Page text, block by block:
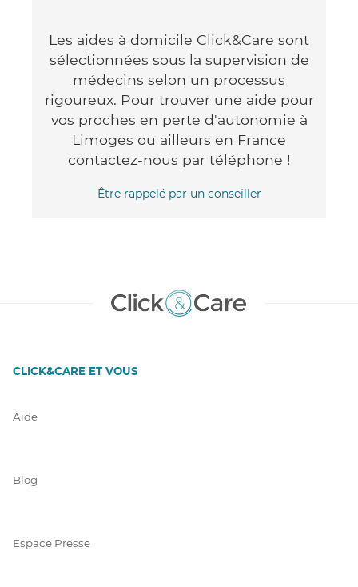
Les aides à domicile Click&Care sont
sélectionnées sous la supervision de
médecins selon un processus
rigoureux. Pour trouver une aide pour
vos proches en perte d'autonomie à
Limoges ou ailleurs en France
contactez-nous par téléphone !
Être rappelé par un conseiller
CLICK&CARE ET VOUS
Aide
Blog
Espace Presse